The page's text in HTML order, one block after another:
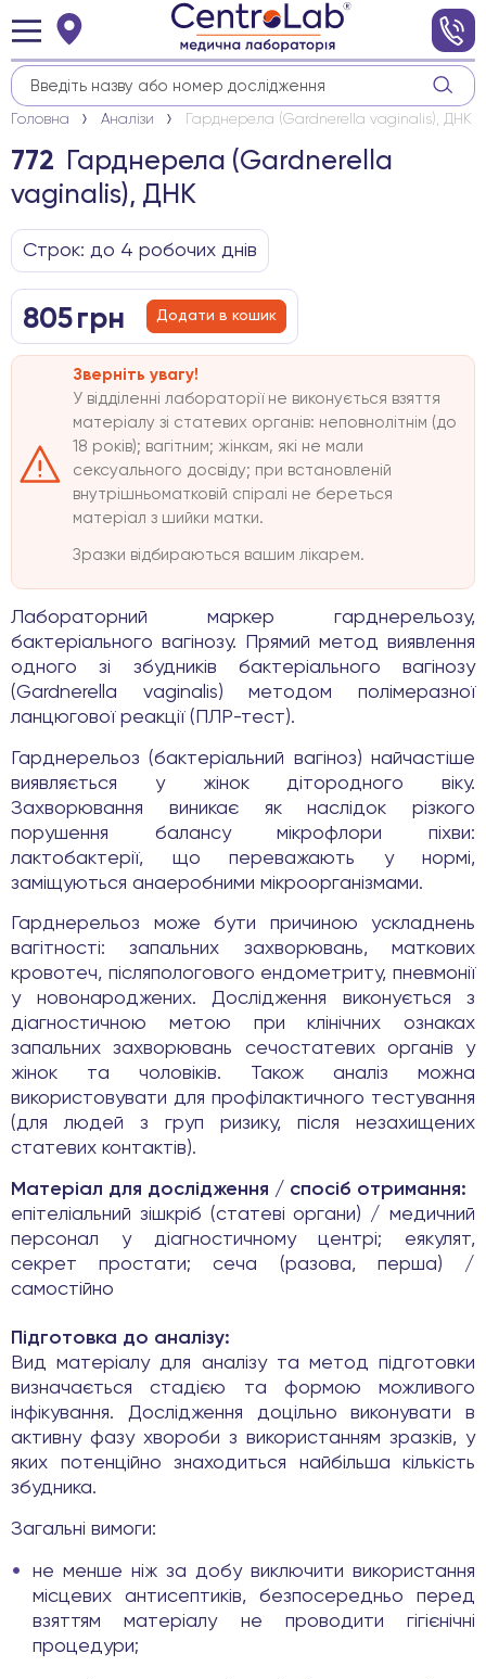
Головна Аналізи Гарднерела (Gardnerella vaginalis), ДНК
772
Гарднерела (Gardnerella
vaginalis), ДНК
Строк: до 4 робочих днів
805грн Додати в кошик
Зверніть увагу!
У відділенні лабораторії не виконується взяття
матеріалу зі статевих органів: неповнолітнім (до
18 років); вагітним; жінкам, які не мали
сексуального досвіду; при встановленій
внутрішньоматковій спіралі не береться
матеріал з шийки матки.
Зразки відбираються вашим лікарем.
Лабораторний маркер гарднерельозу,
бактеріального вагінозу. Прямий метод виявлення
одного зі збудників бактеріального вагінозу
(Gardnerella vaginalis) методом полімеразної
ланцюгової реакції (ПЛР-тест).
Гарднерельоз (бактеріальний вагіноз) найчастіше
виявляється у жінок дітородного віку.
Захворювання виникає як наслідок різкого
порушення балансу мікрофлори піхви:
лактобактерії, що переважають у нормі,
заміщуються анаеробними мікроорганізмами.
Гарднерельоз може бути причиною ускладнень
вагітності: запальних захворювань, маткових
кровотеч, післяпологового ендометриту, пневмонії
у новонароджених. Дослідження виконується з
діагностичною метою при клінічних ознаках
запальних захворювань сечостатевих органів у
жінок та чоловіків. Також аналіз можна
використовувати для профілактичного тестування
(для людей з груп ризику, після незахищених
статевих контактів).
Матеріал для дослідження / спосіб отримання:
епітеліальний зішкріб (статеві органи) / медичний
персонал у діагностичному центрі; еякулят,
секрет простати; сеча (разова, перша) /
самостійно
Підготовка до аналізу:
Вид матеріалу для аналізу та метод підготовки
визначається стадією та формою можливого
інфікування. Дослідження доцільно виконувати в
активну фазу хвороби з використанням зразків, у
яких потенційно знаходиться найбільша кількість
збудника.
Загальні вимоги:
не менше ніж за добу виключити використання
місцевих антисептиків, безпосередньо перед
взяттям матеріалу не проводити гігієнічні
процедури;